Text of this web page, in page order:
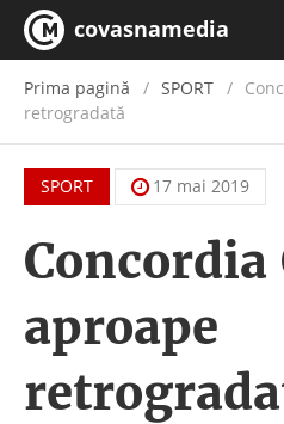
covasnamedia
Prima pagină SPORT
retrogradată
SPORT 17 mai 2019
Concordia
aproape